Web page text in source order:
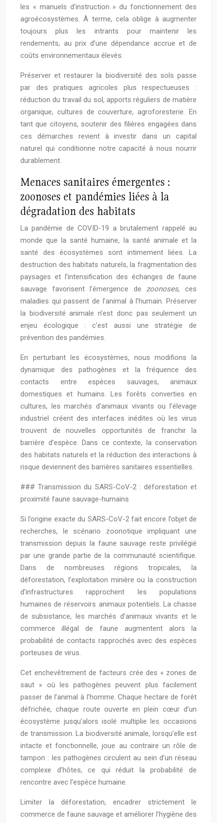
les « manuels d’instruction » du fonctionnement des
agroécosystèmes. À terme, cela oblige à augmenter
toujours plus les intrants pour maintenir les
rendements, au prix d’une dépendance accrue et de
coûts environnementaux élevés.
Préserver et restaurer la biodiversité des sols passe
par des pratiques agricoles plus respectueuses :
réduction du travail du sol, apports réguliers de matière
organique, cultures de couverture, agroforesterie. En
tant que citoyens, soutenir des filières engagées dans
ces démarches revient à investir dans un capital
naturel qui conditionne notre capacité à nous nourrir
durablement.
Menaces sanitaires émergentes :
zoonoses et pandémies liées à la
dégradation des habitats
La pandémie de COVID-19 a brutalement rappelé au
monde que la santé humaine, la santé animale et la
santé des écosystèmes sont intimement liées. La
destruction des habitats naturels, la fragmentation des
paysages et l’intensification des échanges de faune
sauvage favorisent l’émergence dezoonoses, ces
maladies qui passent de l’animal à l’humain. Préserver
la biodiversité animale n’est donc pas seulement un
enjeu écologique : c’est aussi une stratégie de
prévention des pandémies.
En perturbant les écosystèmes, nous modifions la
dynamique des pathogènes et la fréquence des
contacts entre espèces sauvages, animaux
domestiques et humains. Les forêts converties en
cultures, les marchés d’animaux vivants ou l’élevage
industriel créent des interfaces inédites où les virus
trouvent de nouvelles opportunités de franchir la
barrière d’espèce. Dans ce contexte, la conservation
des habitats naturels et la réduction des interactions à
risque deviennent des barrières sanitaires essentielles.
### Transmission du SARS-CoV-2 : déforestation et
proximité faune sauvage-humains
Si l’origine exacte du SARS-CoV-2 fait encore l’objet de
recherches, le scénario zoonotique impliquant une
transmission depuis la faune sauvage reste privilégié
par une grande partie de la communauté scientifique.
Dans de nombreuses régions tropicales, la
déforestation, l’exploitation minière ou la construction
d’infrastructures rapprochent les populations
humaines de réservoirs animaux potentiels. La chasse
de subsistance, les marchés d’animaux vivants et le
commerce illégal de faune augmentent alors la
probabilité de contacts rapprochés avec des espèces
porteuses de virus.
Cet enchevêtrement de facteurs crée des « zones de
saut » où les pathogènes peuvent plus facilement
passer de l’animal à l’homme. Chaque hectare de forêt
défrichée, chaque route ouverte en plein cœur d’un
écosystème jusqu’alors isolé multiplie les occasions
de transmission. La biodiversité animale, lorsqu’elle est
intacte et fonctionnelle, joue au contraire un rôle de
tampon : les pathogènes circulent au sein d’un réseau
complexe d’hôtes, ce qui réduit la probabilité de
rencontre avec l’espèce humaine.
Limiter la déforestation, encadrer strictement le
commerce de faune sauvage et améliorer l’hygiène des